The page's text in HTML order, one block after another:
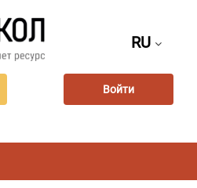
RU
Войти